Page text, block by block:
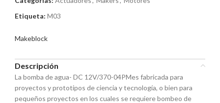
Etiqueta: M03
Makeblock
Descripción
La bomba de agua- DC 12V/370-04PMes fabricada para
proyectos y prototipos de ciencia y tecnología, o bien para
pequeños proyectos en los cuales se requiere bombeo de